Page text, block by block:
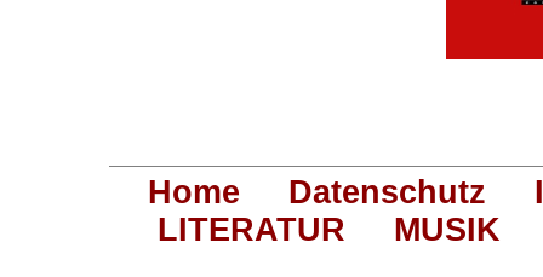
Home Datenschutz
LITERATUR
MUSIK